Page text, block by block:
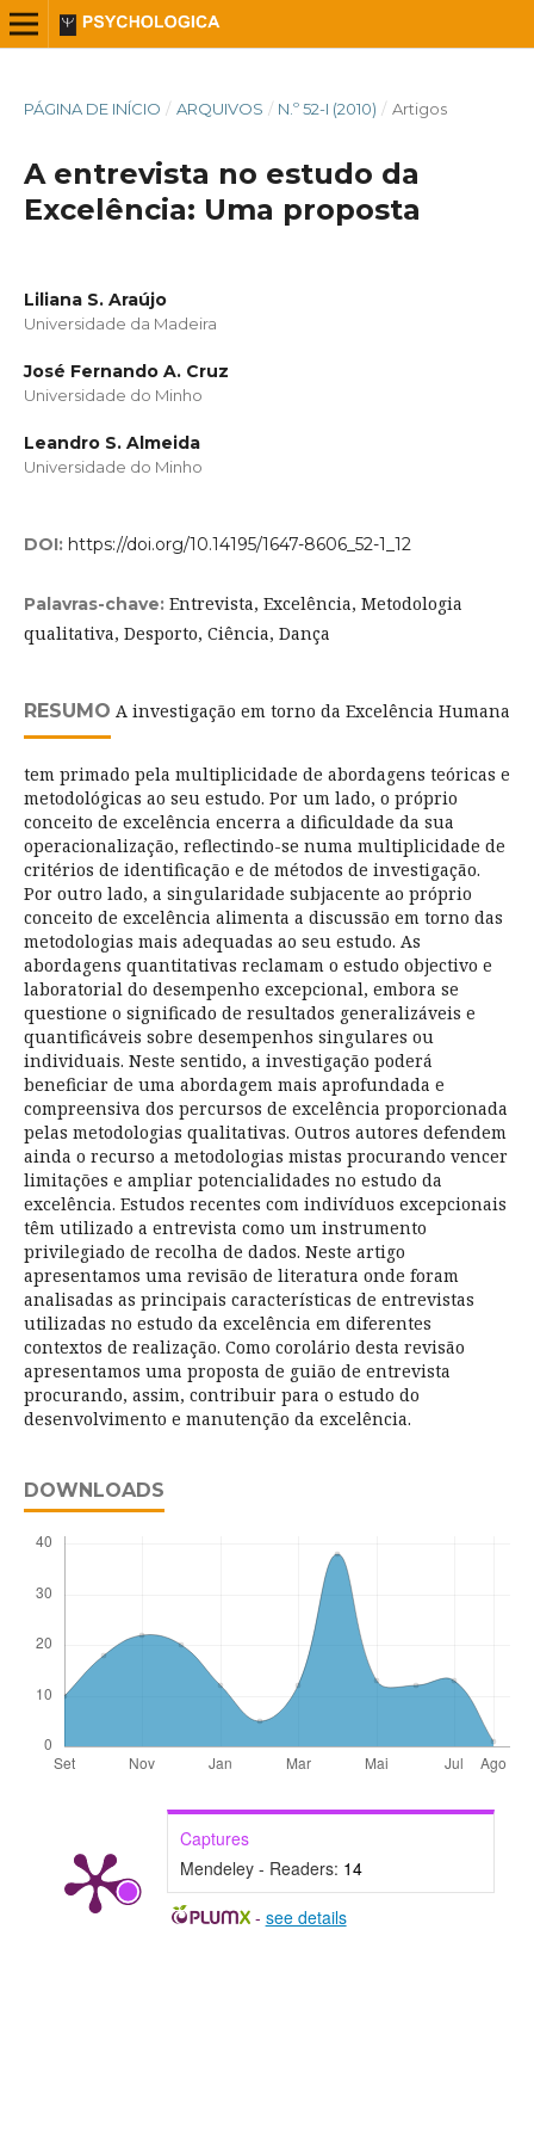
PÁGINA DE INÍCIO / ARQUIVOS / N.º 52-I (2010) / Artigos
A entrevista no estudo da
Excelência: Uma proposta
Liliana S. Araújo
Universidade da Madeira
José Fernando A. Cruz
Universidade do Minho
Leandro S. Almeida
Universidade do Minho
DOI: https://doi.org/10.14195/1647-8606_52-1_12
Palavras-chave: Entrevista, Excelência, Metodologia
qualitativa, Desporto, Ciência, Dança
RESUMO A investigação em torno da Excelência Humana
tem primado pela multiplicidade de abordagens teóricas e
metodológicas ao seu estudo. Por um lado, o próprio
conceito de excelência encerra a dificuldade da sua
operacionalização, reflectindo-se numa multiplicidade de
critérios de identificação e de métodos de investigação.
Por outro lado, a singularidade subjacente ao próprio
conceito de excelência alimenta a discussão em torno das
metodologias mais adequadas ao seu estudo. As
abordagens quantitativas reclamam o estudo objectivo e
laboratorial do desempenho excepcional, embora se
questione o significado de resultados generalizáveis e
quantificáveis sobre desempenhos singulares ou
individuais. Neste sentido, a investigação poderá
beneficiar de uma abordagem mais aprofundada e
compreensiva dos percursos de excelência proporcionada
pelas metodologias qualitativas. Outros autores defendem
ainda o recurso a metodologias mistas procurando vencer
limitações e ampliar potencialidades no estudo da
excelência. Estudos recentes com indivíduos excepcionais
têm utilizado a entrevista como um instrumento
privilegiado de recolha de dados. Neste artigo
apresentamos uma revisão de literatura onde foram
analisadas as principais características de entrevistas
utilizadas no estudo da excelência em diferentes
contextos de realização. Como corolário desta revisão
apresentamos uma proposta de guião de entrevista
procurando, assim, contribuir para o estudo do
desenvolvimento e manutenção da excelência.
DOWNLOADS
Captures
Mendeley - Readers: 14
- see details